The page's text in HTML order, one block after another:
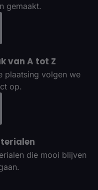
gemaakt.
van A tot Z
plaatsing volgen we
op.
die mooi blijven